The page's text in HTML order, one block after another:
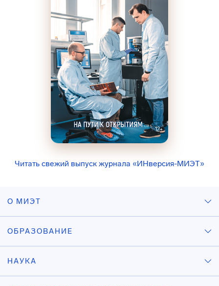
Читать свежий выпуск журнала «ИНверсия-МИЭТ»
О МИЭТ
ОБРАЗОВАНИЕ
НАУКА